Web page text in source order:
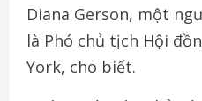
Diana Gerson, một
là Phó chủ tịch Hội
York, cho biết.